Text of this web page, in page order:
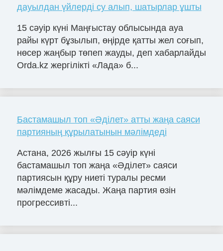
дауылдан үйлерді су алып, шатырлар ұшты
15 сәуір күні Маңғыстау облысында ауа
райы күрт бұзылып, өңірде қатты жел соғып,
нөсер жаңбыр төпеп жауды, деп хабарлайды
Orda.kz жергілікті «Лада» б...
Бастамашыл топ «Әділет» атты жаңа саяси
партияның құрылатынын мәлімдеді
Астана, 2026 жылғы 15 сәуір күні
бастамашыл топ жаңа «Әділет» саяси
партиясын құру ниеті туралы ресми
мәлімдеме жасады. Жаңа партия өзін
прогрессивті...